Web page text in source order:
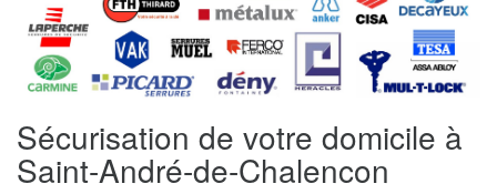
Sécurisation de votre domicile à
Saint-André-de-Chalencon